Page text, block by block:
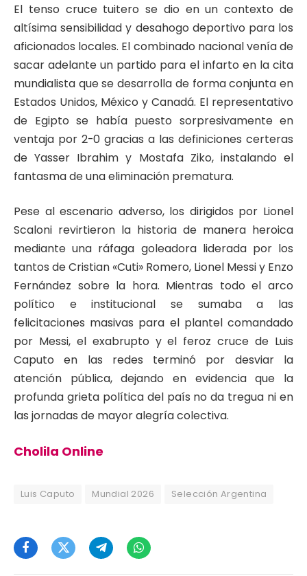
El tenso cruce tuitero se dio en un contexto de
altísima sensibilidad y desahogo deportivo para los
aficionados locales. El combinado nacional venía de
sacar adelante un partido para el infarto en la cita
mundialista que se desarrolla de forma conjunta en
Estados Unidos, México y Canadá. El representativo
de Egipto se había puesto sorpresivamente en
ventaja por 2-0 gracias a las definiciones certeras
de Yasser Ibrahim y Mostafa Ziko, instalando el
fantasma de una eliminación prematura.
Pese al escenario adverso, los dirigidos por Lionel
Scaloni revirtieron la historia de manera heroica
mediante una ráfaga goleadora liderada por los
tantos de Cristian «Cuti» Romero, Lionel Messi y Enzo
Fernández sobre la hora. Mientras todo el arco
político e institucional se sumaba a las
felicitaciones masivas para el plantel comandado
por Messi, el exabrupto y el feroz cruce de Luis
Caputo en las redes terminó por desviar la
atención pública, dejando en evidencia que la
profunda grieta política del país no da tregua ni en
las jornadas de mayor alegría colectiva.
Cholila Online
Luis Caputo Mundial 2026 Selección Argentina
FacebookTwitterTelegramWhatsApp